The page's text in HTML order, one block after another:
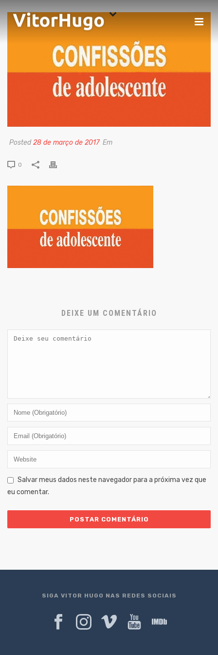
Posted28 de março de 2017 Em
0
DEIXE UM COMENTÁRIO
Salvar meus dados neste navegador para a próxima vez que
eu comentar.
SIGA VITOR HUGO NAS REDES SOCIAIS